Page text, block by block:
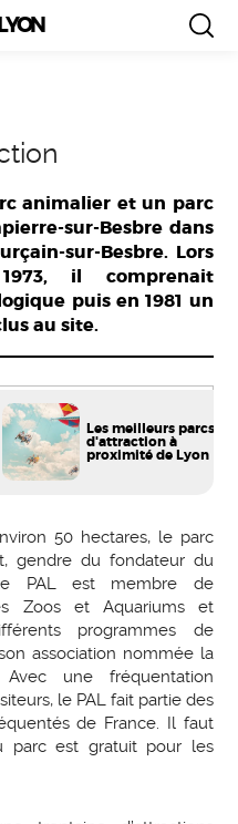
animalier et un parc
sur-Besbre dans
sur-Besbre. Lors
il comprenait
puis en 1981 un
au site.
Les meilleurs parcs
d'attraction à
proximité de Lyon
50 hectares, le parc
gendre du fondateur du
PAL est membre de
Zoos et Aquariums et
programmes de
association nommée la
une fréquentation
le PAL fait partie des
de France. Il faut
parc est gratuit pour les